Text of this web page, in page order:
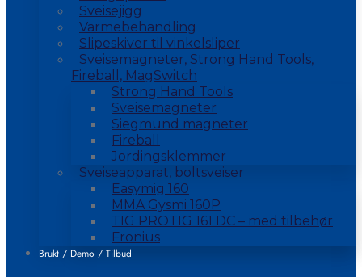
Sveisejigg
Varmebehandling
Slipeskiver til vinkelsliper
Sveisemagneter, Strong Hand Tools,
Fireball, MagSwitch
Strong Hand Tools
Sveisemagneter
Siegmund magneter
Fireball
Jordingsklemmer
Sveiseapparat, boltsveiser
Easymig 160
MMA Gysmi 160P
TIG PROTIG 161 DC – med tilbehør
Fronius
Brukt / Demo / Tilbud